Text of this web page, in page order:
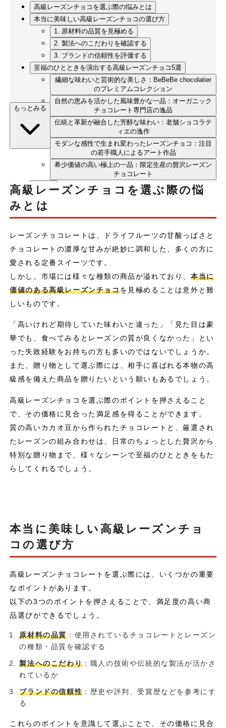
高級レーズンチョコを選ぶ際の悩みとは
本当に美味しい高級レーズンチョコの選び方
1. 原材料の品質を見極める
2. 製法へのこだわりを確認する
3. ブランドの信頼性を評価する
至福のひとときを演出する高級レーズンチョコ5選
繊細な味わいと芸術的な美しさ：BeBeBe chocolatier
のプレミアムコレクション
自然の恵みを活かした風味豊かな一品：オーガニック
チョコレート専門店の逸品
伝統と革新が融合した芳醇な味わい：老舗ショコラテ
ィエの逸作
モダンな感性で生まれ変わったレーズンチョコ：注目
の若手職人によるアート作品
希少価値の高い極上の一品：限定生産の贅沢レーズン
チョコレート
まとめ
もっとみる
高級レーズンチョコを選ぶ際の悩
みとは
レーズンチョコレートは、ドライフルーツの甘酸っぱさと
チョコレートの濃厚な甘みが絶妙に調和した、多くの方に
愛される定番スイーツです。
しかし、市場には様々な種類の商品が溢れており、 本当に
価値のある高級レーズンチョコを見極めることは意外と難
しいものです。
「高いけれど期待していた味わいと違った」「見た目は豪
華でも、食べてみるとレーズンの質が良くなかった」とい
った失敗経験をお持ちの方も多いのではないでしょうか。
また、贈り物として選ぶ際には、相手に喜ばれる本物の高
級感を備えた商品を贈りたいという願いもあるでしょう。
高級レーズンチョコを選ぶ際のポイントを押さえること
で、その価格に見合った満足感を得ることができます。
質の高いカカオ豆から作られたチョコレートと、厳選され
たレーズンの組み合わせは、日常のちょっとした贅沢から
特別な贈り物まで、様々なシーンで至福のひとときをもた
らしてくれるでしょう。
本当に美味しい高級レーズンチョ
コの選び方
高級レーズンチョコレートを選ぶ際には、いくつかの重要
なポイントがあります。
以下の3つのポイントを押さえることで、満足度の高い商
品選びができるでしょう。
原材料の品質：使用されているチョコレートとレーズン
の種類・品質を確認する
製法へのこだわり ：職人の技術や伝統的な製法が活かさ
れているか
ブランドの信頼性 ：歴史や評判、受賞歴などを参考にす
る
これらのポイントを意識して選ぶことで、その価格に見合